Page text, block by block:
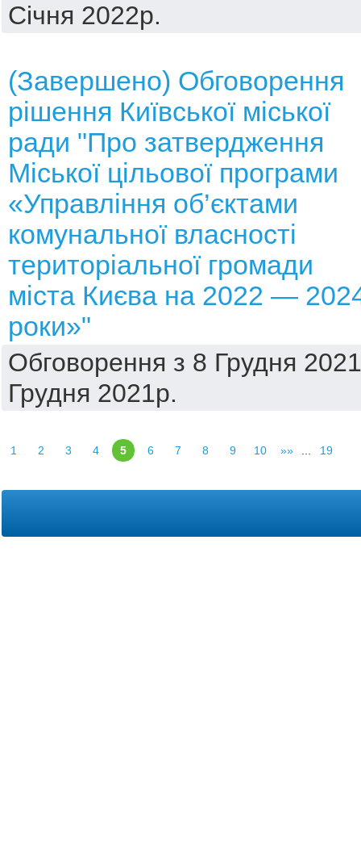
Січня 2022р.
(Завершено) Обговорення
рішення Київської міської
ради "Про затвердження
Міської цільової програми
«Управління об’єктами
комунальної власності
територіальної громади
міста Києва на 2022 —
роки»"
Обговорення з 8 Грудня
Грудня 2021р.
1 2 3 4 5 6 7 8 9 10 »» 19